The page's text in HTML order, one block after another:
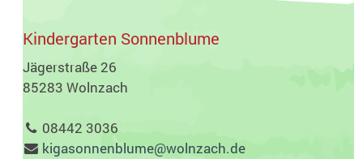
Kindergarten Sonnenblume
Jägerstraße 26
85283 Wolnzach
08442 3036
kigasonnenblume@wolnzach.de